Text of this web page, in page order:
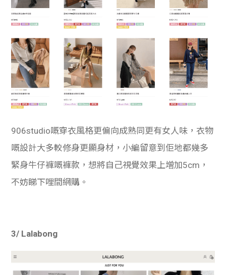
906studio嘅穿衣風格更偏向成熟同更有女人味，衣物
嘅設計大多較修身更顯身材，小編留意到佢地都幾多
緊身牛仔褲嘅褲款，想將自己視覺效果上增加5cm，
不妨睇下哩間網購。
3/ Lalabong